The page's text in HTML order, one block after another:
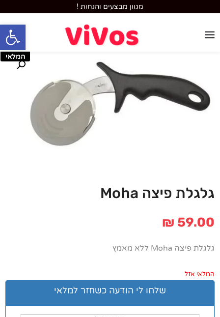
פתח
מגוון מבצעים והנחות !
אזל
המלאי
גלגלת פיצה Moha
₪ 59.00
גלגלת פיצה Moha ללא מאמץ
המלאי אזל
שלחו לי הודעה כשחזר למלאי